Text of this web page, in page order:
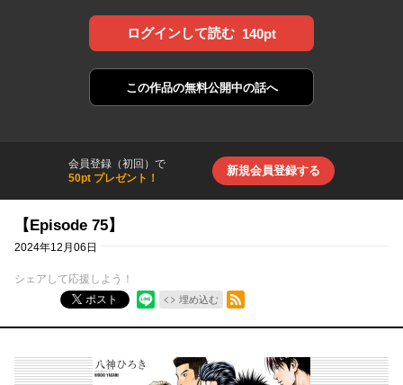
ログインして読む 140pt
この作品の無料公開中の話へ
会員登録（初回）で
50pt プレゼント！
新規会員登録する
【Episode 75】
2024年12月06日
シェアして応援しよう！
ポスト
埋め込む
RSSフィード